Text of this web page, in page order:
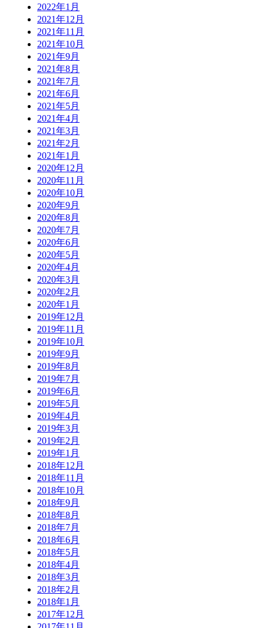
2022年1月
2021年12月
2021年11月
2021年10月
2021年9月
2021年8月
2021年7月
2021年6月
2021年5月
2021年4月
2021年3月
2021年2月
2021年1月
2020年12月
2020年11月
2020年10月
2020年9月
2020年8月
2020年7月
2020年6月
2020年5月
2020年4月
2020年3月
2020年2月
2020年1月
2019年12月
2019年11月
2019年10月
2019年9月
2019年8月
2019年7月
2019年6月
2019年5月
2019年4月
2019年3月
2019年2月
2019年1月
2018年12月
2018年11月
2018年10月
2018年9月
2018年8月
2018年7月
2018年6月
2018年5月
2018年4月
2018年3月
2018年2月
2018年1月
2017年12月